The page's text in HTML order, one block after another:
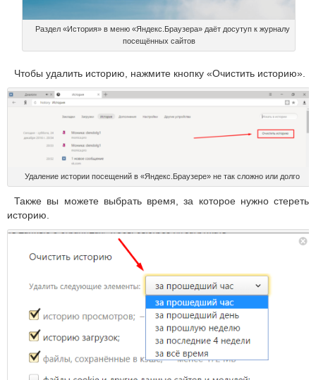
Раздел «История» в меню «Яндекс.Браузера» даёт досутуп к журналу
посещённых сайтов
Чтобы удалить историю, нажмите кнопку «Очистить историю».
Удаление истории посещений в «Яндекс.Браузере» не так сложно или долго
Также вы можете выбрать время, за которое нужно стереть
историю.